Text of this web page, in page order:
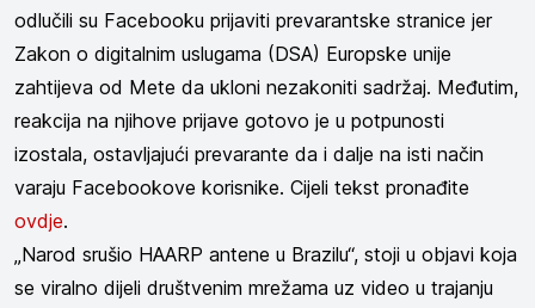
odlučili su Facebooku prijaviti prevarantske stranice jer
Zakon o digitalnim uslugama (DSA) Europske unije
zahtijeva od Mete da ukloni nezakoniti sadržaj. Međutim,
reakcija na njihove prijave gotovo je u potpunosti
izostala, ostavljajući prevarante da i dalje na isti način
varaju Facebookove korisnike. Cijeli tekst pronađite
ovdje.
„Narod srušio HAARP antene u Brazilu“, stoji u objavi koja
se viralno dijeli društvenim mrežama uz video u trajanju